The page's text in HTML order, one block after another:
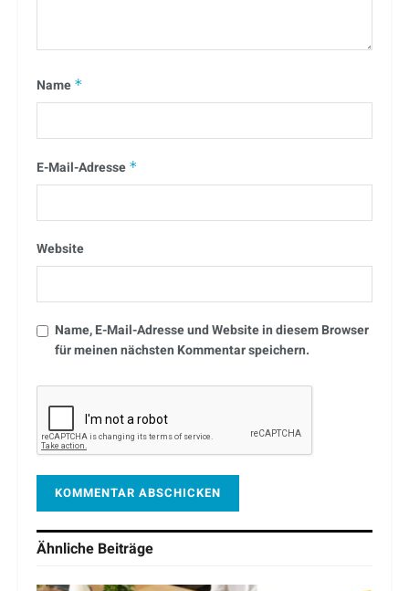
Name *
E-Mail-Adresse *
Website
Name, E-Mail-Adresse und Website in diesem Browser
für meinen nächsten Kommentar speichern.
Ähnliche Beiträge